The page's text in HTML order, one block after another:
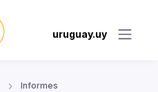
uruguay.uy
Informes